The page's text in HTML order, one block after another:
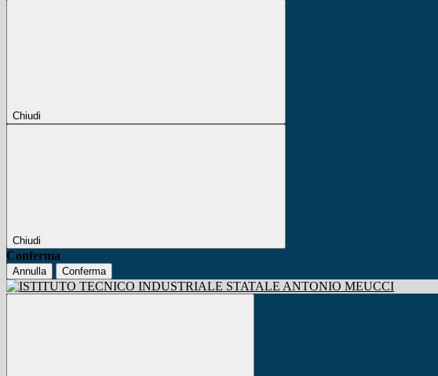
Chiudi
Chiudi
Conferma
Annulla Conferma